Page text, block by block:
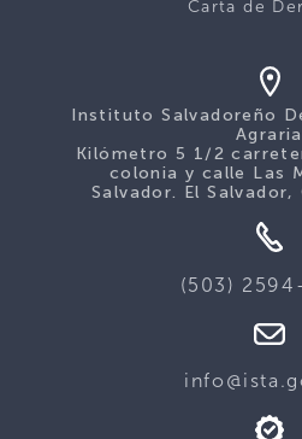
Carta de
Instituto Salvadoreño
Agraria
Kilómetro 5 1/2
colonia y calle Las
Salvador. El
(503)